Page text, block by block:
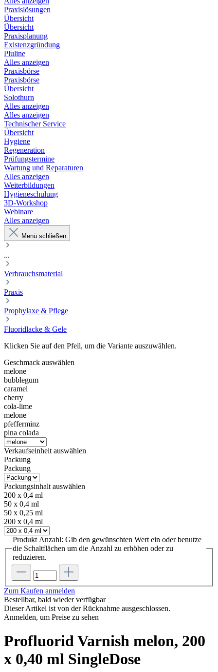
Praxislösungen
Übersicht
Übersicht
Praxisplanung
Existenzgründung
Pluline
Alles anzeigen
Praxisbörse
Praxisbörse
Übersicht
Solothurn
Alles anzeigen
Alles anzeigen
Technischer Service
Übersicht
Hygiene
Regeneration
Prüfungstermine
Wartung und Reparaturen
Alles anzeigen
Weiterbildungen
Hygieneschulung
3D-Workshop
Webinare
Alles anzeigen
Menü schließen
...
Verbrauchsmaterial
Praxis
Prophylaxe & Pflege
Fluoridlacke & Gele
Klicken Sie auf den Pfeil, um die Variante auszuwählen.
Geschmack auswählen
melone
bubblegum
caramel
cherry
cola-lime
melone
pfefferminz
pina colada
Verkaufseinheit auswählen
Packung
Packung
Packungsinhalt auswählen
200 x 0,4 ml
50 x 0,4 ml
50 x 0,25 ml
200 x 0,4 ml
Produkt Anzahl: Gib den gewünschten Wert ein oder benutze
die Schaltflächen um die Anzahl zu erhöhen oder zu
reduzieren.
Zum Kaufen anmelden
Bestellbar, bald wieder verfügbar
Dieser Artikel ist von der Rücknahme ausgeschlossen.
Anmelden, um Preise zu sehen
Profluorid Varnish melon, 200
x 0,40 ml SingleDose